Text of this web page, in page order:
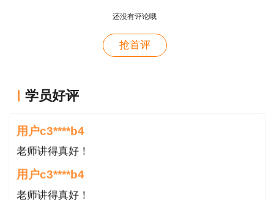
（二）考试地点
此次考试在21个地级以上市均设置考区，考
报考条件按照《
部关于印发〈注册安全工程师职业资格制度规定〉
和〈注册安全工程师职业资格考试实施办法〉的通
知》（应急〔2019〕8号）和《
还没有评论哦
抢首评
学员好评
用户m9****68
用户c3****b4
老师讲得真好！
用户c3****b4
老师讲得真好！